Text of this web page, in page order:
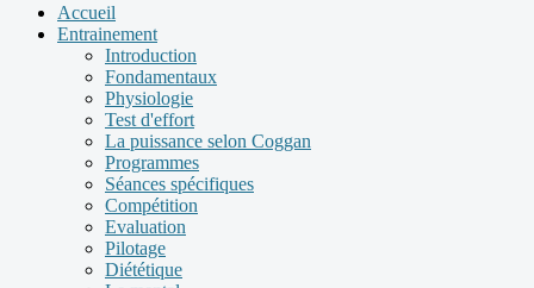
Accueil
Entrainement
Introduction
Fondamentaux
Physiologie
Test d'effort
La puissance selon Coggan
Programmes
Séances spécifiques
Compétition
Evaluation
Pilotage
Diététique